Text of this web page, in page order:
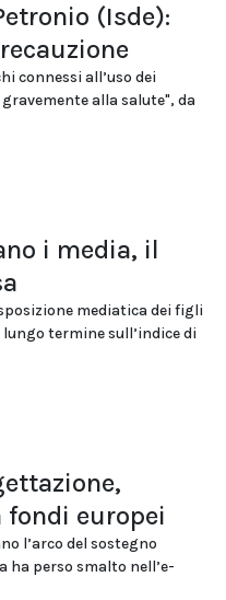
(Isde):
connessi all’uso dei
alla salute", da
i media, il
mediatica dei figli
termine sull’indice di
europei
l’arco del sostegno
ha perso smalto nell’e-